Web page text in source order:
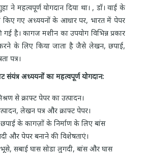
ने महत्वपूर्ण योगदान दिया था। , डॉ। वाई के
किए गए अध्ययनों के आधार पर, भारत में पेपर
गई है। कागज मशीन का उपयोग विभिन्न प्रकार
के लिए किया जाता है जैसे लेखन, छपाई,
पत्र।
संयंत्र अध्ययनों का महत्वपूर्ण योगदान:
से क्राफ्ट पेपर का उत्पादन।
लेखन पत्र और क्राफ्ट पेपर।
के कागज़ों के निर्माण के लिए बांस
और पेपर बनाने की विशेषताएं।
सबाई घास सोडा लुगदी, बांस और घास